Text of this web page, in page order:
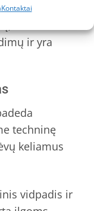
Kontaktai
Dėl perdirbto
ir yra
techninę
keliamus
vidpadis ir